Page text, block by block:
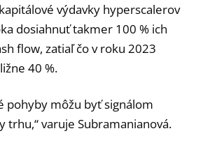
výdavky hyperscalerov
dosiahnuť takmer 100 % ich
flow, zatiaľ čo v roku 2023
40 %.
pohyby môžu byť signálom
trhu,“ varuje Subramanianová.